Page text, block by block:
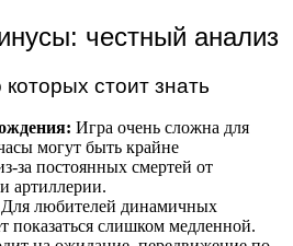
честный анализ
стоит знать
Игра очень сложна для
могут быть крайне
за постоянных смертей от
артиллерии.
Для любителей динамичных
показаться слишком медленной.